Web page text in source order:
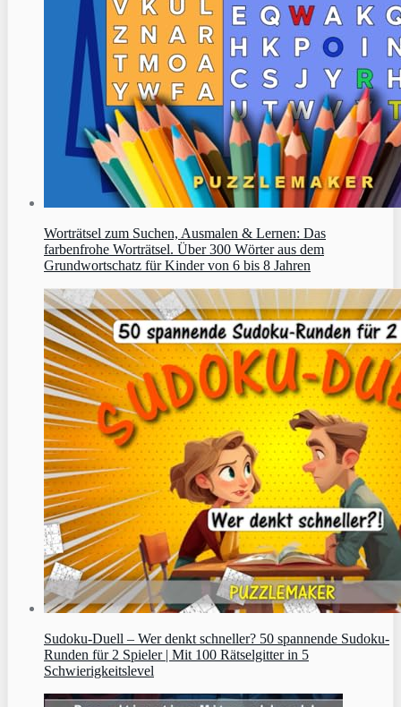
Worträtsel zum Suchen, Ausmalen & Lernen: Das
farbenfrohe Worträtsel. Über 300 Wörter aus dem
Grundwortschatz für Kinder von 6 bis 8 Jahren
Sudoku‑Duell – Wer denkt schneller? 50 spannende Sudoku-
Runden für 2 Spieler | Mit 100 Rätselgitter in 5
Schwierigkeitslevel